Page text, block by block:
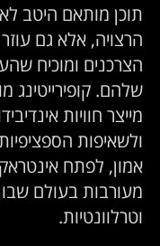
תוכן מותאם היטב
הרצויה, אלא גם
הצרכנים ומוכיח
שלהם. קופירייטינג
מייצר חוויות
ולשאיפות
אמון, לפתח
מעורבות בעולם
וטרלוונטיות.